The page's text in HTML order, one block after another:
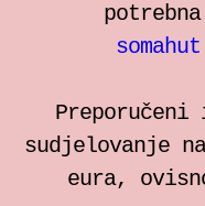
sudjelovanje
eura,